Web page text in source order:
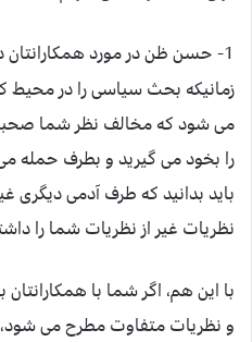
1- حسن ظن در مورد همکارانتان داشته باشد
زمانیکه بحث سیاسی را در محیط
می شود که مخالف نظر شما
را بخود می گیرید و بطرف حمله
باید بدانید که طرف آدمی دیگری
نظریات غیر از نظریات شما را
با این هم، اگر شما با
و نظریات متفاوت مطرح می